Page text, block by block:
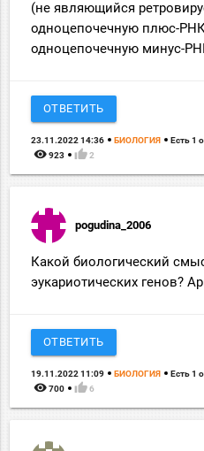
(не являющийся
одноцепочечную плюс-
одноцепочечную минус-
ОТВЕТИТЬ
23.11.2022 14:36 БИОЛОГИЯ Есть 1
remove_red_eye 923 thumb_up 2
pogudina_2006
Какой биологический
эукариотических генов?
ОТВЕТИТЬ
19.11.2022 11:09 БИОЛОГИЯ Есть 1
remove_red_eye 700 thumb_up 6